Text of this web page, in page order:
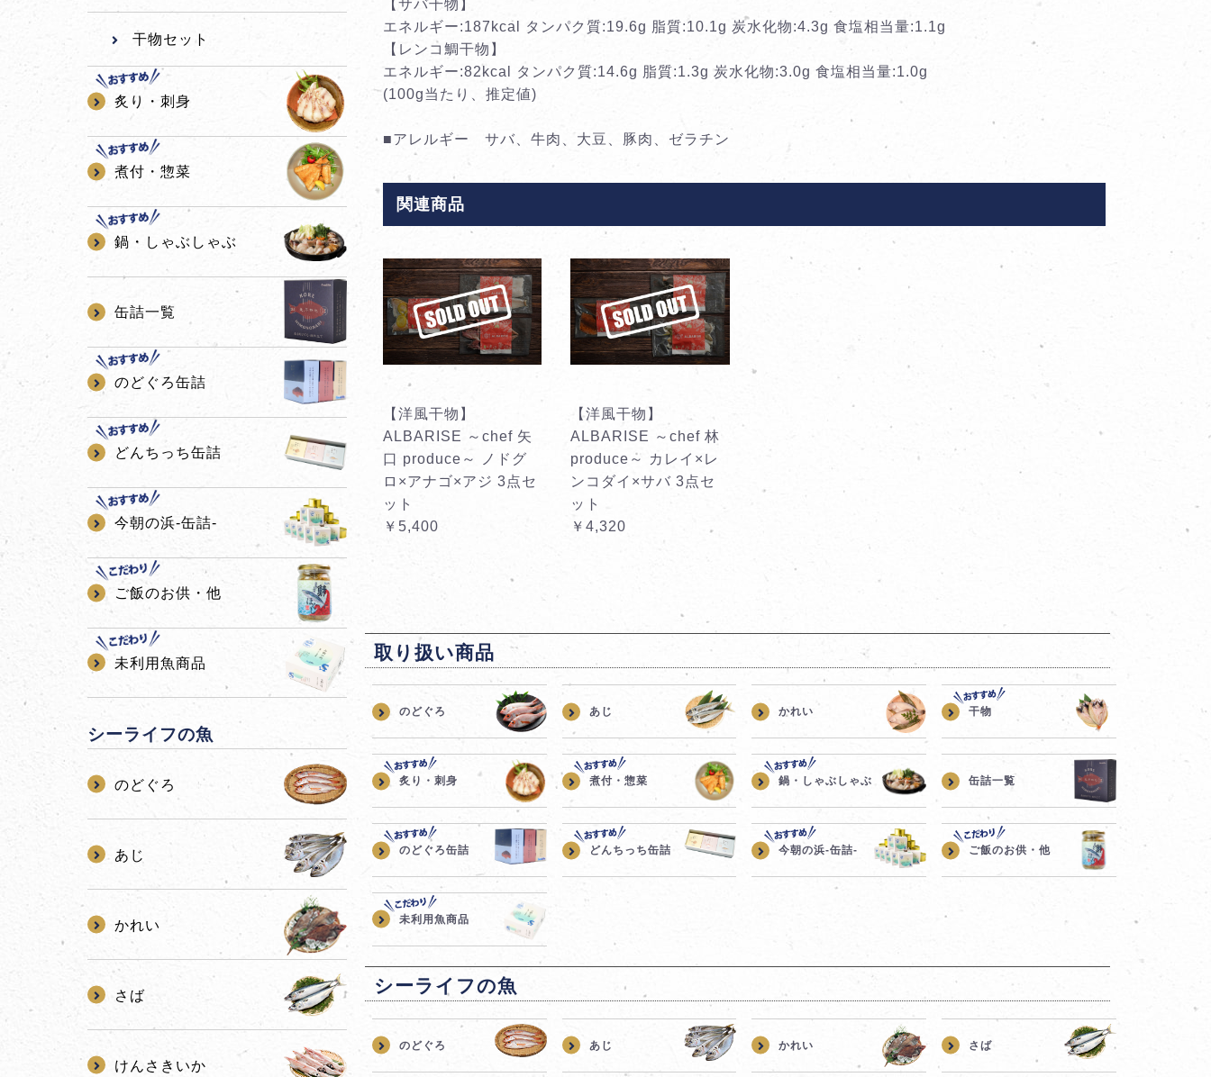
干物セット
炙り・刺身
煮付・惣菜
鍋・しゃぶしゃぶ
缶詰一覧
のどぐろ缶詰
どんちっち缶詰
今朝の浜-缶詰-
ご飯のお供・他
未利用魚商品
シーライフの魚
のどぐろ
あじ
かれい
さば
けんさきいか
【サバ干物】
エネルギー:187kcal タンパク質:19.6g 脂質:10.1g 炭水化物:4.3g 食塩相当量:1.1g
【レンコ鯛干物】
エネルギー:82kcal タンパク質:14.6g 脂質:1.3g 炭水化物:3.0g 食塩相当量:1.0g
(100g当たり、推定値)
■アレルギー サバ、牛肉、大豆、豚肉、ゼラチン
関連商品
【洋風干物】
ALBARISE ～chef 矢
口 produce～ ノドグ
ロ×アナゴ×アジ 3点セ
ット
￥5,400
【洋風干物】
ALBARISE ～chef 林
produce～ カレイ×レ
ンコダイ×サバ 3点セ
ット
￥4,320
取り扱い商品
のどぐろ あじ かれい 干物
炙り・刺身 煮付・惣菜 鍋・しゃぶしゃぶ 缶詰一覧
のどぐろ缶詰 どんちっち缶詰 今朝の浜-缶詰- ご飯のお供・他
未利用魚商品
シーライフの魚
のどぐろ あじ かれい さば